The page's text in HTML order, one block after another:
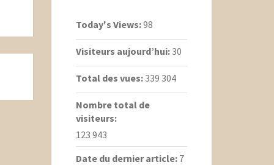
Today's Views:98
Visiteurs aujourd’hui: 30
Total des vues: 339 304
Nombre total de
visiteurs:
123 943
Date du dernier article: 7